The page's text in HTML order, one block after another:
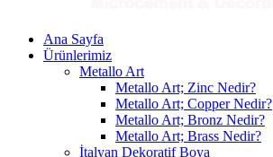
Ana Sayfa
Ürünlerimiz
Metallo Art
Metallo Art; Zinc Nedir?
Metallo Art; Copper Nedir?
Metallo Art; Bronz Nedir?
Metallo Art; Brass Nedir?
İtalyan Dekoratif Boya